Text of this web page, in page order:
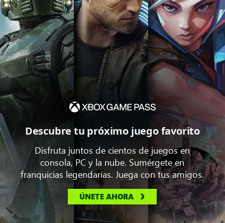
Descubre tu próximo juego favorito
Disfruta juntos de cientos de juegos en
consola, PC y la nube. Sumérgete en
franquicias legendarias. Juega con tus amigos.
ÚNETE AHORA